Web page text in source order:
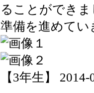
ることができ
準備を進めてい
【3年生】